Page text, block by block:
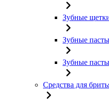
Зубные
Зубные пасты
Зубные
Средства для